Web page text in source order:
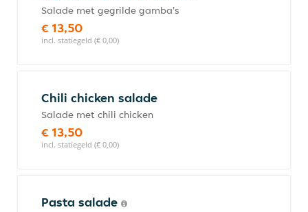
Salade met gegrilde gamba's
€ 13,50
incl. statiegeld (€ 0,00)
Chili chicken salade
Salade met chili chicken
€ 13,50
incl. statiegeld (€ 0,00)
Pasta salade